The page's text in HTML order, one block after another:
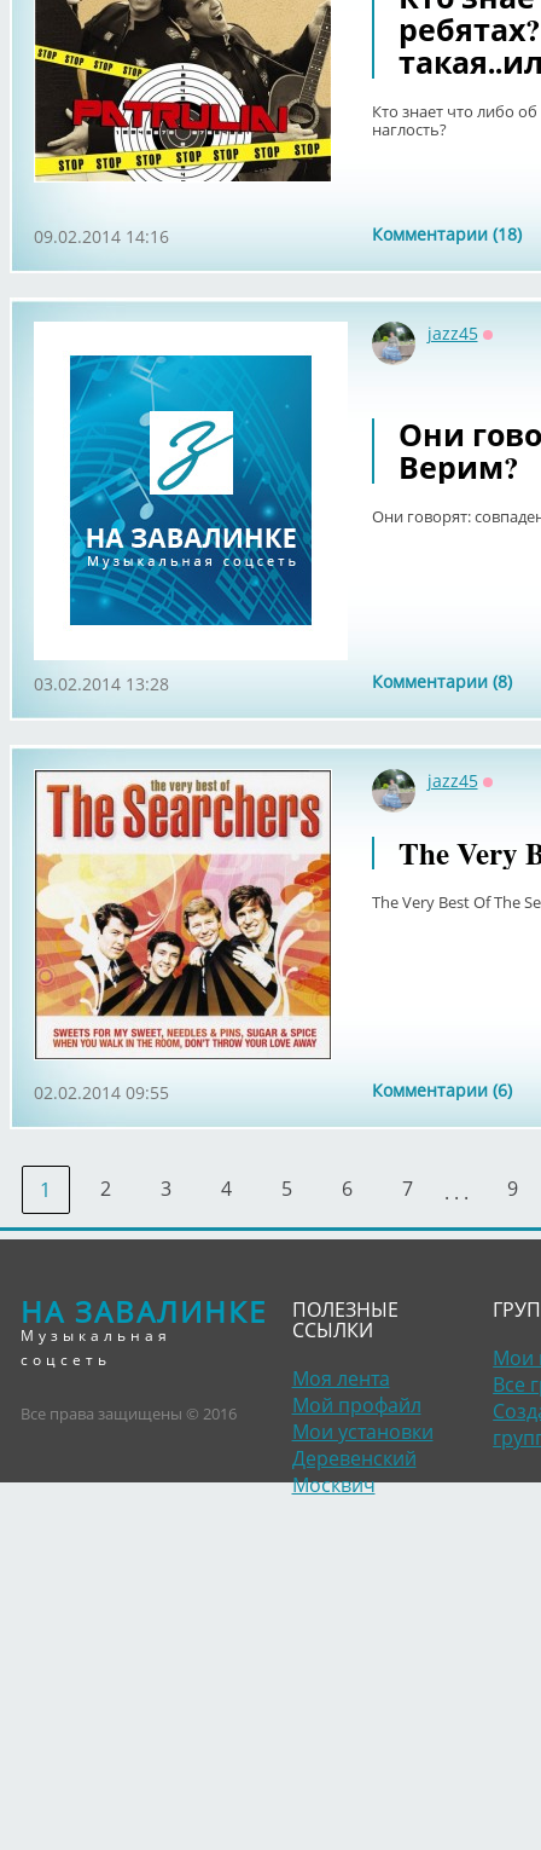
Кто знает что либо
наглость?
Комментарии (18)
09.02.2014 14:16
jazz45
Они
Верим?
Они говорят:
Комментарии (8)
03.02.2014 13:28
jazz45
The Very
The Very Best Of The
Комментарии (6)
02.02.2014 09:55
1 2 3 4 5 6 7 . . . 9
НА ЗАВАЛИНКЕ
Музыкальная
соцсеть
Все права защищены © 2016
ПОЛЕЗНЫЕ
ССЫЛКИ
Моя лента
Мой профайл
Мои установки
Деревенский
Москвич
Мои
Все